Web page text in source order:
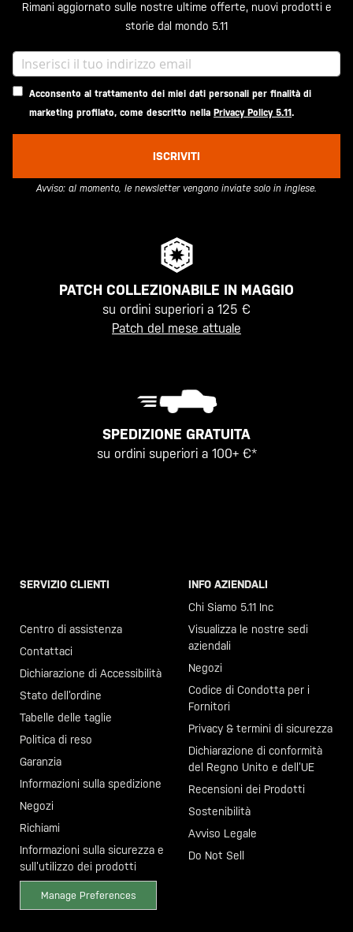
Rimani aggiornato sulle nostre ultime offerte, nuovi prodotti e
storie dal mondo 5.11
Acconsento al trattamento dei miei dati personali per finalità di
marketing profilato, come descritto nella Privacy Policy 5.11.
ISCRIVITI
Avviso: al momento, le newsletter vengono inviate solo in inglese.
PATCH COLLEZIONABILE IN MAGGIO
su ordini superiori a 125 €
Patch del mese attuale
SPEDIZIONE GRATUITA
su ordini superiori a 100+ €*
SERVIZIO CLIENTI
Centro di assistenza
Contattaci
Dichiarazione di Accessibilità
Stato dell’ordine
Tabelle delle taglie
Politica di reso
Garanzia
Informazioni sulla spedizione
Negozi
Richiami
Informazioni sulla sicurezza e
sull’utilizzo dei prodotti
Manage Preferences
INFO AZIENDALI
Chi Siamo 5.11 Inc
Visualizza le nostre sedi
aziendali
Negozi
Codice di Condotta per i
Fornitori
Privacy & termini di sicurezza
Dichiarazione di conformità
del Regno Unito e dell’UE
Recensioni dei Prodotti
Sostenibilità
Avviso Legale
Do Not Sell